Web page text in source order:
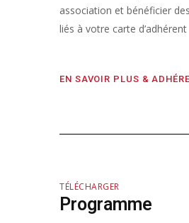
association et bénéficier
liés à votre carte d’adhérent
EN SAVOIR PLUS &
TÉLÉCHARGER
Programme